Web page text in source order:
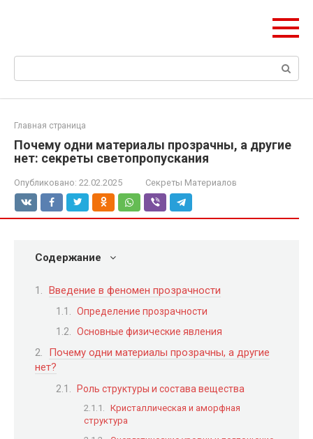
Поиск:
Главная страница
Почему одни материалы прозрачны, а другие
нет: секреты светопропускания
Опубликовано: 22.02.2025 Секреты Материалов
Содержание
Введение в феномен прозрачности
Определение прозрачности
Основные физические явления
Почему одни материалы прозрачны, а другие
нет?
Роль структуры и состава вещества
Кристаллическая и аморфная
структура